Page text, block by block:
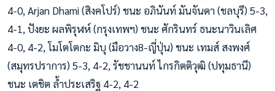
4-0, Arjan Dhami (สิงคโปร์) ชนะ อภินันท์ มันจันดา (ชลบุรี) 5-3,
4-1, ปังยะ ผลพิรุฬห์ (กรุงเทพฯ) ชนะ ศักรินทร์ ธนะนาวินเลิศ
4-0, 4-2, โมโตโตกะ มิบุ (มือวาง8-ญี่ปุ่น) ชนะ เทมส์ สงพงศ์
(สมุทรปราการ) 5-3, 4-2, รัชชานนท์ ไกรกิตติวุฒิ (ปทุมธานี)
ชนะ เตชิต ล้ำประเสริฐ 4-2, 4-2